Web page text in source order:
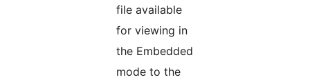
file available
for viewing in
the Embedded
mode to the